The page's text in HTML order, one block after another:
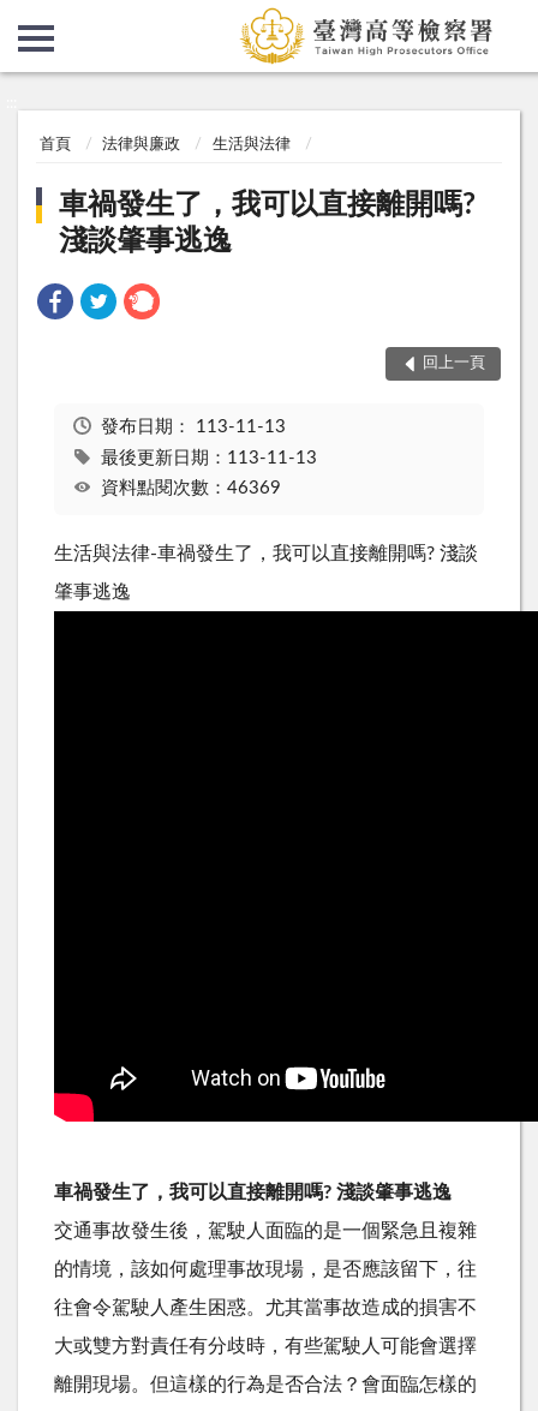
首頁 法律與廉政 生活與法律
車禍發生了，我可以直接離開嗎?
淺談肇事逃逸
回上一頁
發布日期： 113-11-13
最後更新日期：113-11-13
資料點閱次數：46369
生活與法律-車禍發生了，我可以直接離開嗎? 淺談
肇事逃逸
車禍發生了，我可以直接離開嗎? 淺談肇事逃逸
交通事故發生後，駕駛人面臨的是一個緊急且複雜
的情境，該如何處理事故現場，是否應該留下，往
往會令駕駛人產生困惑。尤其當事故造成的損害不
大或雙方對責任有分歧時，有些駕駛人可能會選擇
離開現場。但這樣的行為是否合法？會面臨怎樣的